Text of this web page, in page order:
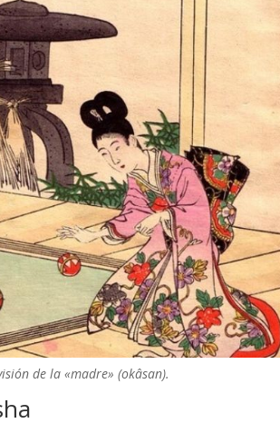
de la «madre» (okâsan).